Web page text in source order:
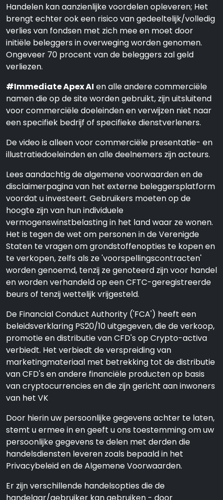
Handelen kan aanzienlijke voordelen opleveren; Het
brengt echter ook een risico van gedeeltelijk/volledig
verlies van fondsen met zich mee en moet door
initiële beleggers in overweging worden genomen.
Ongeveer 70 procent van de beleggers zal geld
verliezen.
#Immediate Apex AI en alle andere commerciële
namen die op de site worden gebruikt, zijn uitsluitend
voor commerciële doeleinden en verwijzen niet naar
een specifiek bedrijf of specifieke dienstverleners.
De video is alleen voor commerciële presentatie- en
illustratiedoeleinden en alle deelnemers zijn acteurs.
Lees aandachtig de algemene voorwaarden en de
disclaimerpagina van het externe beleggersplatform
voordat u investeert. Gebruikers moeten op de
hoogte zijn van hun individuele
vermogenswinstbelasting in het land waar ze wonen.
Het is tegen de wet om personen in de Verenigde
Staten te vragen om grondstoffenopties te kopen en
te verkopen, zelfs als ze 'voorspellingscontracten'
worden genoemd, tenzij ze genoteerd zijn voor handel
en worden verhandeld op een CFTC-geregistreerde
beurs of tenzij wettelijk vrijgesteld.
De Financial Conduct Authority ('FCA') heeft een
beleidsverklaring PS20/10 uitgegeven, die de verkoop,
promotie en distributie van CFD's op Crypto-activa
verbiedt. Het verbiedt de verspreiding van
marketingmateriaal met betrekking tot de distributie
van CFD's en andere financiële producten op basis
van cryptocurrencies en die zijn gericht aan inwoners
van het VK
Door hierin uw persoonlijke gegevens achter te laten,
stemt u ermee in en geeft u ons toestemming om uw
persoonlijke gegevens te delen met derden die
handelsdiensten leveren zoals bepaald in het
Privacybeleid en de Algemene Voorwaarden.
Er zijn verschillende handelsopties die de
handelaar/gebruiker kan gebruiken - door